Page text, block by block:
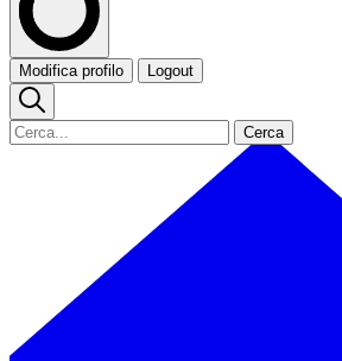
Modifica profilo Logout
Cerca